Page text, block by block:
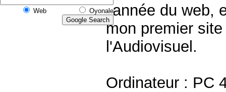
Web Oyonalel'année du web,
mon premier
l'Audiovisuel.
Ordinateur : PC